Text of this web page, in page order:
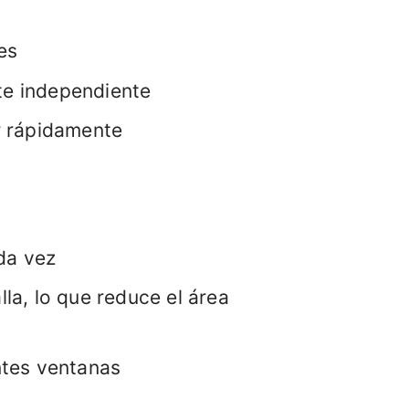
independiente
vez
lo que reduce el área
ventanas